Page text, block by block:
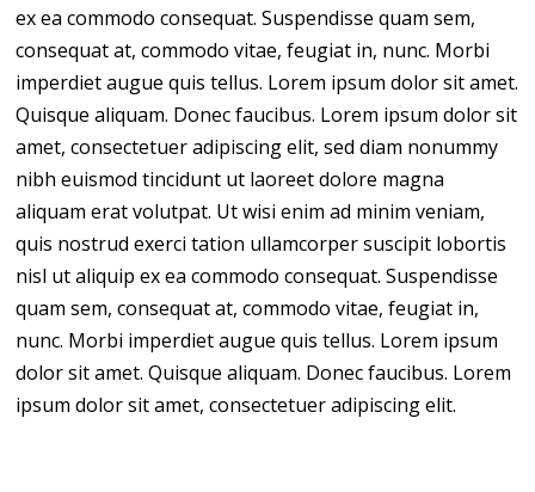
ex ea commodo consequat. Suspendisse quam sem,
consequat at, commodo vitae, feugiat in, nunc. Morbi
imperdiet augue quis tellus. Lorem ipsum dolor sit amet.
Quisque aliquam. Donec faucibus. Lorem ipsum dolor sit
amet, consectetuer adipiscing elit, sed diam nonummy
nibh euismod tincidunt ut laoreet dolore magna
aliquam erat volutpat. Ut wisi enim ad minim veniam,
quis nostrud exerci tation ullamcorper suscipit lobortis
nisl ut aliquip ex ea commodo consequat. Suspendisse
quam sem, consequat at, commodo vitae, feugiat in,
nunc. Morbi imperdiet augue quis tellus. Lorem ipsum
dolor sit amet. Quisque aliquam. Donec faucibus. Lorem
ipsum dolor sit amet, consectetuer adipiscing elit.